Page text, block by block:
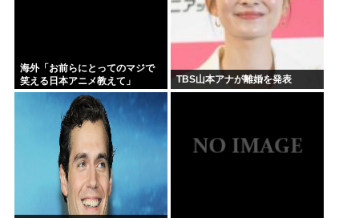
海外「お前らにとってのマジで
笑える日本アニメ教えて」
TBS山本アナが離婚を発表